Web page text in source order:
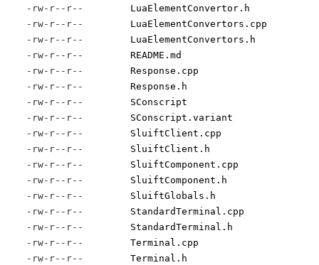
-rw-r--r--
LuaElementConvertor.h
-rw-r--r--
LuaElementConvertors.cpp
-rw-r--r--
LuaElementConvertors.h
-rw-r--r--
README.md
-rw-r--r--
Response.cpp
-rw-r--r--
Response.h
-rw-r--r--
SConscript
-rw-r--r--
SConscript.variant
-rw-r--r--
SluiftClient.cpp
-rw-r--r--
SluiftClient.h
-rw-r--r--
SluiftComponent.cpp
-rw-r--r--
SluiftComponent.h
-rw-r--r--
SluiftGlobals.h
-rw-r--r--
StandardTerminal.cpp
-rw-r--r--
StandardTerminal.h
-rw-r--r--
Terminal.cpp
-rw-r--r--
Terminal.h